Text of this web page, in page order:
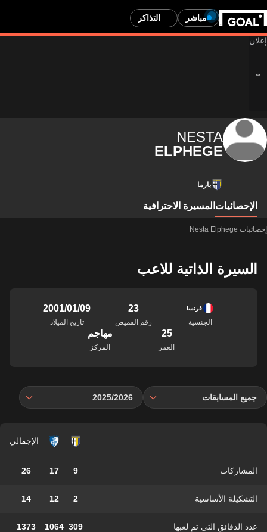
مباشر التذاكر
NESTA
ELPHEGE
بارما
الإحصائيات المسيرة الاحترافية
إحصائيات Nesta Elphege
السيرة الذاتية للاعب
فرنسا
الجنسية
23
رقم القميص
09‏/01‏/2001
تاريخ الميلاد
25
العمر
مهاجم
المركز
جميع المسابقات 2025/2026
الإجمالي
المشاركات 9
17
26
التشكيلة الأساسية 2
12
14
عدد الدقائق التي تم لعبها 309
1064
1373